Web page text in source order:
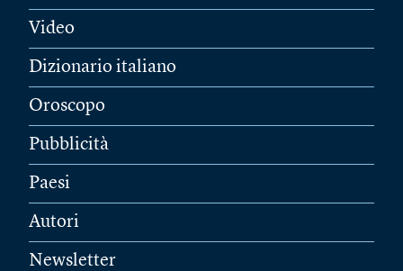
Video
Dizionario italiano
Oroscopo
Pubblicità
Paesi
Autori
Newsletter